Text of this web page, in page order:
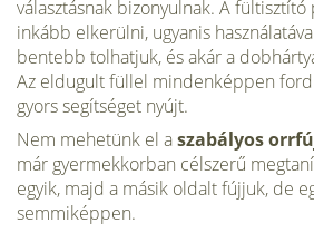
választásnak bizonyulnak. A
inkább elkerülni, ugyanis
bentebb tolhatjuk, és akár a
Az eldugult füllel mindenképpen
gyors segítséget nyújt.
Nem mehetünk el aszabályos
már gyermekkorban célszerű
egyik, majd a másik oldalt fújjuk, de
semmiképpen.